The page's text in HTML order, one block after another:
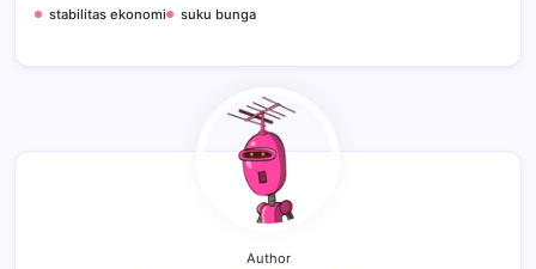
stabilitas ekonomi
suku bunga
Author